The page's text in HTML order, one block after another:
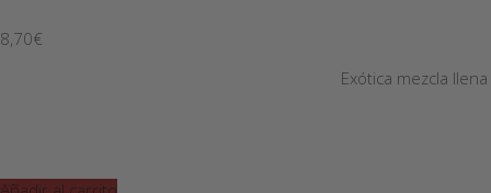
8,70€
Exótica mezcla